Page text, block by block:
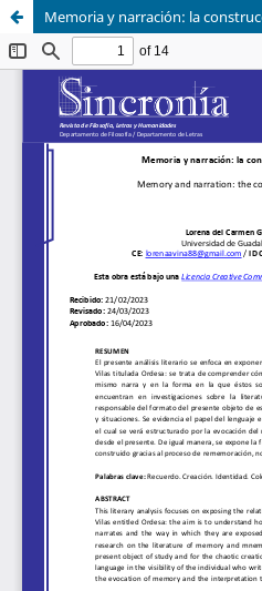
Memoria y narración: la